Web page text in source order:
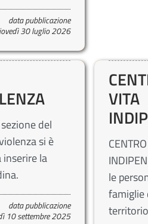
data pubblicazione
30 luglio 2026
del
si è
la
data pubblicazione
10 settembre 2025
VITA
le
famiglie